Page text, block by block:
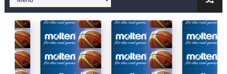
B ΕΦΗΒΩΝ F4 : Χάλκινο το Πέρα 71-56 την Δραπετσώνα στον
Στην National League 2 ο Μανδραϊκός 83-72 τον Εθνικό
Live streaming ΜΠΑΡΑΖ ΑΝΟΔΟΥ ΣΤΗΝ NL 2 : ΑΥΡΙΟ